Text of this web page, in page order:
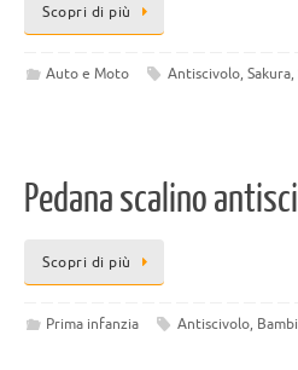
Scopri di più
Auto e Moto Antiscivolo,Sakura,
Pedana scalino
Scopri di più
Prima infanzia Antiscivolo,